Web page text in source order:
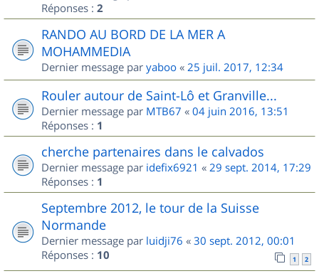
Réponses : 2
RANDO AU BORD DE LA MER A
MOHAMMEDIA
Dernier message par yaboo « 25 juil. 2017, 12:34
Rouler autour de Saint-Lô et Granville...
Dernier message par MTB67 « 04 juin 2016, 13:51
Réponses : 1
cherche partenaires dans le calvados
Dernier message par idefix6921 « 29 sept. 2014, 17:29
Réponses : 1
Septembre 2012, le tour de la Suisse
Normande
Dernier message par luidji76 « 30 sept. 2012, 00:01
Réponses : 10 1 2